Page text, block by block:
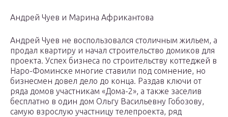
Андрей Чуев и Марина Африкантова
Андрей Чуев не воспользовался столичным жильем, а
продал квартиру и начал строительство домиков для
проекта. Успех бизнеса по строительству коттеджей в
Наро-Фоминске многие ставили под сомнение, но
бизнесмен довел дело до конца. Раздав ключи от
ряда домов участникам «Дома-2», а также заселив
бесплатно в один дом Ольгу Васильевну Гобозову,
самую взрослую участницу телепроекта, ряд